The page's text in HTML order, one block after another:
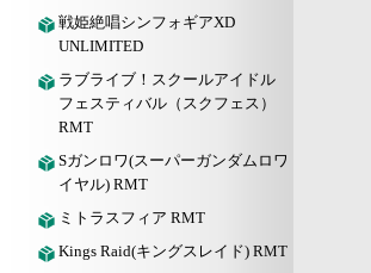
戦姫絶唱シンフォギアXD
UNLIMITED
ラブライブ！スクールアイドル
フェスティバル（スクフェス）
RMT
Sガンロワ(スーパーガンダムロワ
イヤル) RMT
ミトラスフィア RMT
Kings Raid(キングスレイド) RMT